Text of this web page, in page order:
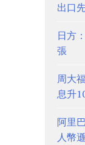
出口
日方
張
周大
息升
阿里
人幣